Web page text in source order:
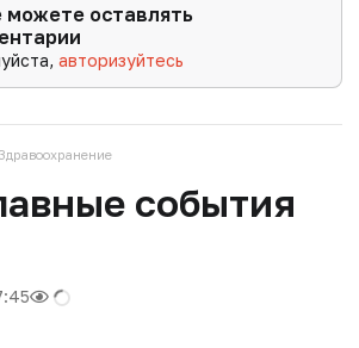
можете оставлять
авторизуйтесь
события